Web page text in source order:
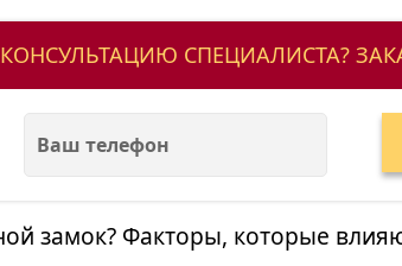
СПЕЦИАЛИСТА?
замок? Факторы, которые